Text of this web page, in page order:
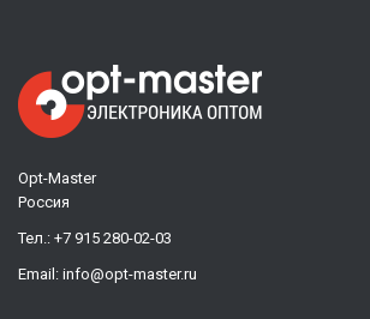
Opt-Master
Россия
Тел.: +7 915 280-02-03
Email: info@opt-master.ru